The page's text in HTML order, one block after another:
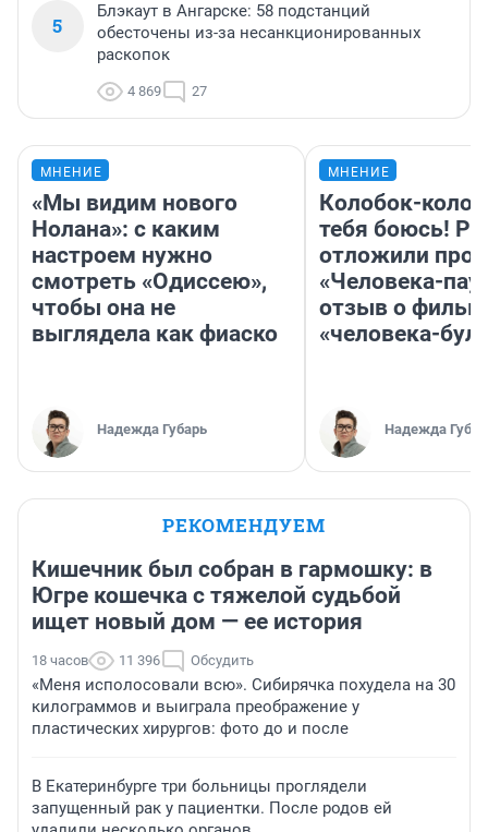
5
Блэкаут в Ангарске: 58 подстанций
обесточены из-за несанкционированных
раскопок
4 869 27
МНЕНИЕ
«Мы видим нового
Нолана»: с каким
настроем нужно
смотреть «Одиссею»,
чтобы она не
выглядела как фиаско
Надежда Губарь
МНЕНИЕ
Колобок-
тебя боюсь!
отложили
«Человека-
отзыв о
«человека-
Надежда
РЕКОМЕНДУЕМ
Кишечник был собран в гармошку: в
Югре кошечка с тяжелой судьбой
ищет новый дом — ее история
18 часов 11 396 Обсудить
«Меня исполосовали всю». Сибирячка похудела на 30
килограммов и выиграла преображение у
пластических хирургов: фото до и после
В Екатеринбурге три больницы проглядели
запущенный рак у пациентки. После родов ей